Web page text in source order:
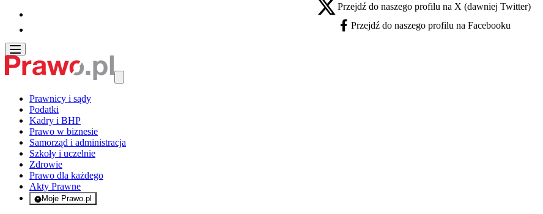
X - otwiera się w nowej karcie
Przejdź do naszego profilu na X (dawniej Twitter)
Facebook - otwiera się w nowej karcie
Przejdź do naszego profilu na Facebooku
Prawnicy i sądy
Podatki
Kadry i BHP
Prawo w biznesie
Samorząd i administracja
Szkoły i uczelnie
Zdrowie
Prawo dla każdego
Akty Prawne
Moje Prawo.pl
- rejestracja i logowanie do serwisu